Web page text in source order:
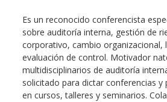
Es un reconocido conferencista
sobre auditoría interna, gestión de
corporativo, cambio organizacional,
evaluación de control. Motivador
multidisciplinarios de auditoría
solicitado para dictar conferencias y
en cursos, talleres y seminarios.